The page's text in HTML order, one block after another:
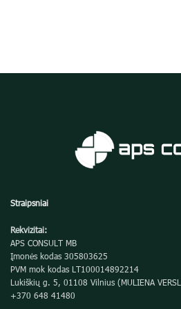
Straipsniai
Rekvizitai:
APS CONSULT MB
Įmonės kodas 305803625
PVM mok kodas LT100014892214
Lukiškių g. 5, 01108 Vilnius (MULIENA
+370 648 41480